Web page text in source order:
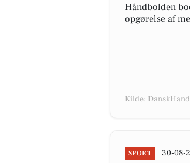
Håndbolden
opgørelse af
Kilde:
SPORT 30-08-